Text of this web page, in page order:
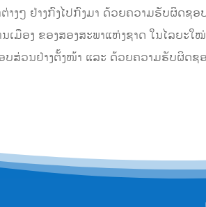
າງໆ ຢ່າງກົງໄປກົງມາ ດ້ວຍຄວາມຮັບຜິດ
ມືອງ ຂອງສອງສະພາແຫ່ງຊາດ ໃນໄລຍະໃ
າງຕັ້ງໜ້າ ແລະ ດ້ວຍຄວາມຮັບຜິດຊອບ